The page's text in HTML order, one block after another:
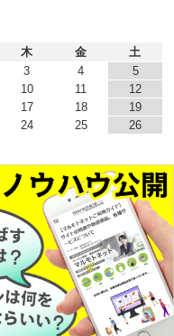
木 金
土
3 4
5
10 11
12
17 18
19
24 25
26